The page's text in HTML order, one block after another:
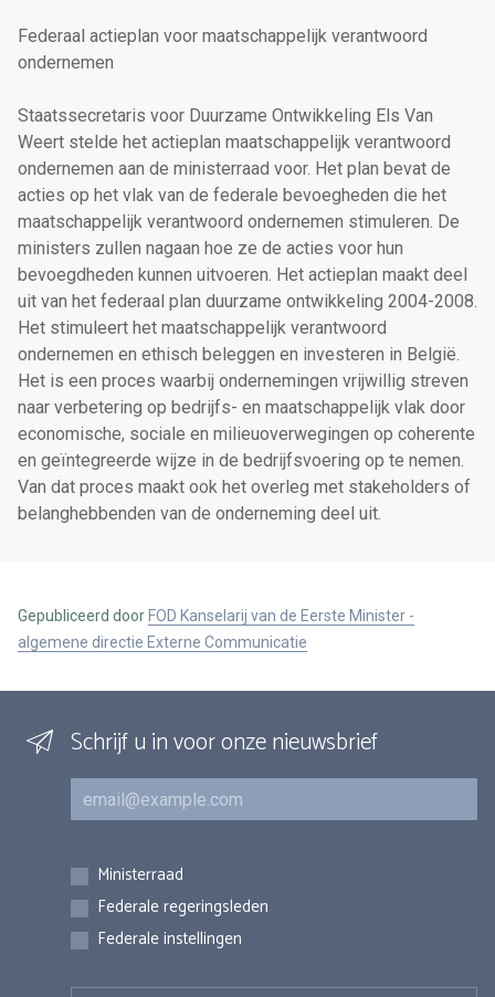
Federaal actieplan voor maatschappelijk verantwoord
ondernemen
Staatssecretaris voor Duurzame Ontwikkeling Els Van
Weert stelde het actieplan maatschappelijk verantwoord
ondernemen aan de ministerraad voor. Het plan bevat de
acties op het vlak van de federale bevoegheden die het
maatschappelijk verantwoord ondernemen stimuleren. De
ministers zullen nagaan hoe ze de acties voor hun
bevoegdheden kunnen uitvoeren. Het actieplan maakt deel
uit van het federaal plan duurzame ontwikkeling 2004-2008.
Het stimuleert het maatschappelijk verantwoord
ondernemen en ethisch beleggen en investeren in België.
Het is een proces waarbij ondernemingen vrijwillig streven
naar verbetering op bedrijfs- en maatschappelijk vlak door
economische, sociale en milieuoverwegingen op coherente
en geïntegreerde wijze in de bedrijfsvoering op te nemen.
Van dat proces maakt ook het overleg met stakeholders of
belanghebbenden van de onderneming deel uit.
Gepubliceerd door FOD Kanselarij van de Eerste Minister -
algemene directie Externe Communicatie
Schrijf u in voor onze nieuwsbrief
E-mail
Inschrijvingen
Ministerraad
Federale regeringsleden
Federale instellingen